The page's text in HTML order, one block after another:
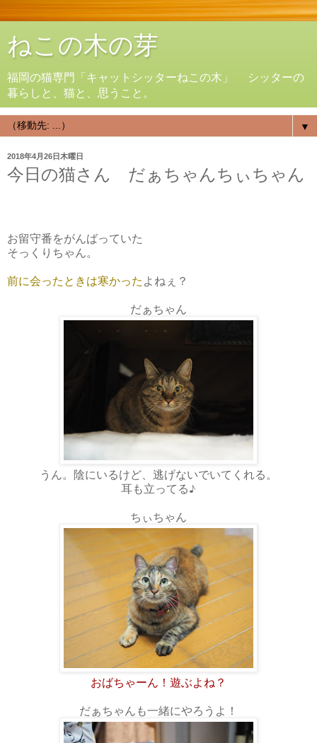
ねこの木の芽
福岡の猫専門「キャットシッターねこの木」 シッターの
暮らしと、猫と、思うこと。
▼
2018年4月26日木曜日
今日の猫さん だぁちゃんちぃちゃん
お留守番をがんばっていた
そっくりちゃん。
前に会ったときは寒かったよねぇ？
だぁちゃん
うん。陰にいるけど、逃げないでいてくれる。
耳も立ってる♪
ちぃちゃん
おばちゃーん！遊ぶよね？
だぁちゃんも一緒にやろうよ！